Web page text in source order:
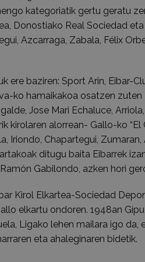
kategoriatik gertu geratu
Donostiako Real Sociedad
Azcarraga, Zabala, Félix
ere baziren: Sport Arin, Eibar-
ko hamaikakoa osatzen zuten
Jose Mari Echaluce,
kirolaren alorrean- Gallo-ko “El
Iriondo, Chapartegui,
ditugu baita Eibarrek
Gabilondo, azken hori
Kirol Elkartea-Sociedad
elkartu ondoren. 1948an
Ligako lehen mailara igo
eta ahaleginaren bidetik.